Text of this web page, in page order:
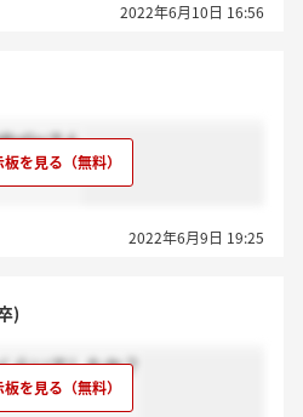
2022年6月10日 16:56
さん
2022年6月9日 19:25
)
らいでしたか？